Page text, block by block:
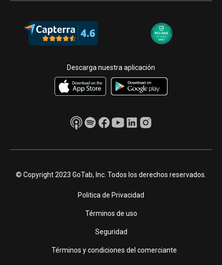
Descarga nuestra aplicación
© Copyright 2023 GoTab, Inc. Todos los derechos reservados.
Politica de Privacidad
Términos de uso
Seguridad
Términos y condiciones del comerciante